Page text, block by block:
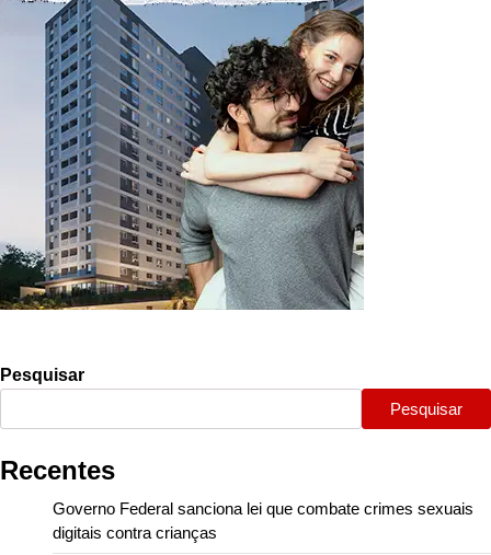
Pesquisar
Pesquisar
Recentes
Governo Federal sanciona lei que combate crimes sexuais
digitais contra crianças